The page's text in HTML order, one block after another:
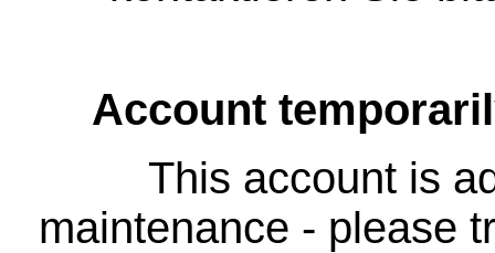
Account
This account is
maintenance - please